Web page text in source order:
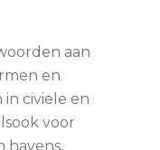
aan
en
civiele en
voor
havens,